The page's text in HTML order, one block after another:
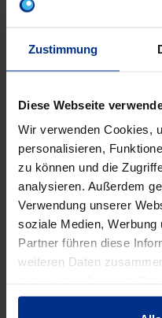
Zustimmung
Diese Webseite
Wir verwenden Cookies,
personalisieren,
zu können und die
analysieren. Außerdem
Verwendung unserer
soziale Medien, Werbung
Partner führen diese
weiteren Daten
gesammelt haben.
P-FB6/100
Pipelife Fliesenbohrer 6/
Sortieren nach:
RELEVANZ